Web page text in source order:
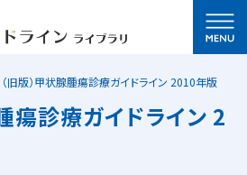
（旧版）甲状腺腫瘍診療ガイドライン 2010年版
瘍診療ガイドライン 2